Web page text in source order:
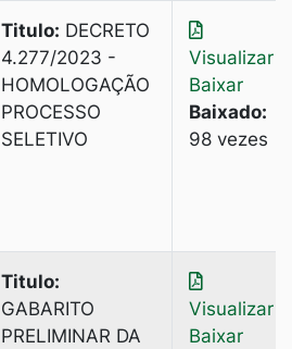
Titulo: DECRETO
4.277/2023 -
HOMOLOGAÇÃO
PROCESSO
SELETIVO
Visualizar
Baixar
Baixado:
98 vezes
Titulo:
GABARITO
PRELIMINAR DA
Visualizar
Baixar